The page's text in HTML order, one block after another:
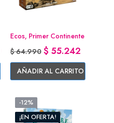
Ecos, Primer Continente
Precio base
$ 64.990 Precio
$ 55.242
AÑADIR AL CARRITO
¡EN OFERTA!
-12%